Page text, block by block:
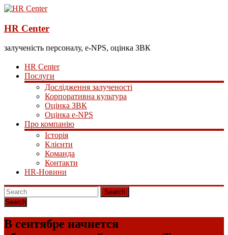
HR Center
залученість персоналу, e-NPS, оцінка ЗВК
HR Center
Послуги
Дослідження залученості
Корпоративна культура
Оцінка ЗВК
Оцінка e-NPS
Про компанію
Історія
Клієнти
Команда
Контакти
HR-Новини
Search
В сентябре начнется